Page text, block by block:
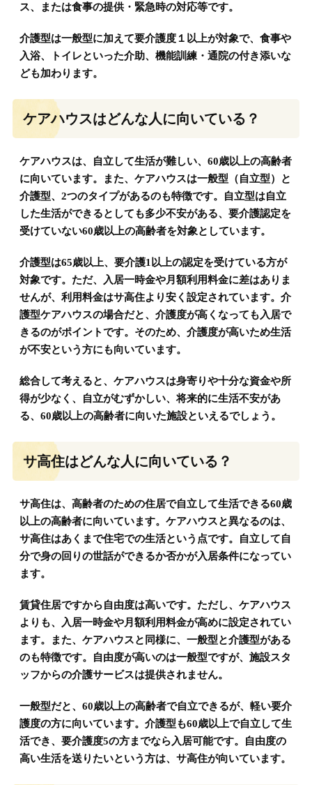
ス、または食事の提供・緊急時の対応等です。
介護型は一般型に加えて要介護度１以上が対象で、食事や
入浴、トイレといった介助、機能訓練・通院の付き添いな
ども加わります。
ケアハウスはどんな人に向いている？
ケアハウスは、自立して生活が難しい、60歳以上の高齢者
に向いています。また、ケアハウスは一般型（自立型）と
介護型、2つのタイプがあるのも特徴です。自立型は自立
した生活ができるとしても多少不安がある、要介護認定を
受けていない60歳以上の高齢者を対象としています。
介護型は65歳以上、要介護1以上の認定を受けている方が
対象です。ただ、入居一時金や月額利用料金に差はありま
せんが、利用料金はサ高住より安く設定されています。介
護型ケアハウスの場合だと、介護度が高くなっても入居で
きるのがポイントです。そのため、介護度が高いため生活
が不安という方にも向いています。
総合して考えると、ケアハウスは身寄りや十分な資金や所
得が少なく、自立がむずかしい、将来的に生活不安があ
る、60歳以上の高齢者に向いた施設といえるでしょう。
サ高住はどんな人に向いている？
サ高住は、高齢者のための住居で自立して生活できる60歳
以上の高齢者に向いています。ケアハウスと異なるのは、
サ高住はあくまで住宅での生活という点です。自立して自
分で身の回りの世話ができるか否かが入居条件になってい
ます。
賃貸住居ですから自由度は高いです。ただし、ケアハウス
よりも、入居一時金や月額利用料金が高めに設定されてい
ます。また、ケアハウスと同様に、一般型と介護型がある
のも特徴です。自由度が高いのは一般型ですが、施設スタ
ッフからの介護サービスは提供されません。
一般型だと、60歳以上の高齢者で自立できるが、軽い要介
護度の方に向いています。介護型も60歳以上で自立して生
活でき、要介護度5の方までなら入居可能です。自由度の
高い生活を送りたいという方は、サ高住が向いています。